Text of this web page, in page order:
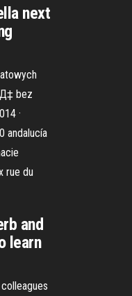
next
bez
·
andalucía
rue du
and
learn